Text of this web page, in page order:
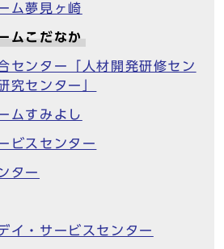
ム夢見ヶ崎
ムこだなか
センター「人材開発研修セン
究センター」
ムすみよし
ビスセンター
ター
イ・サービスセンター